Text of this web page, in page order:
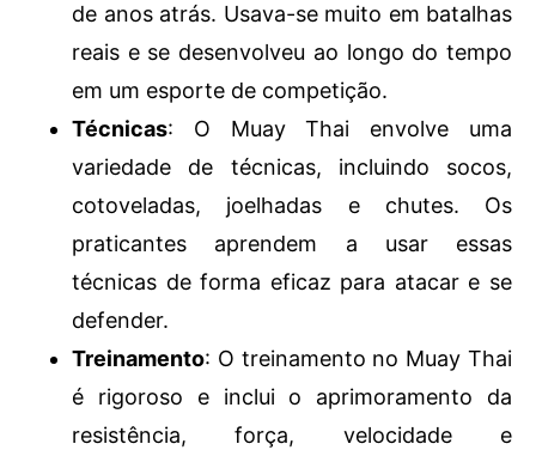
de anos atrás. Usava-se muito em batalhas
reais e se desenvolveu ao longo do tempo
em um esporte de competição.
Técnicas: O Muay Thai envolve uma
variedade de técnicas, incluindo socos,
cotoveladas, joelhadas e chutes. Os
praticantes aprendem a usar essas
técnicas de forma eficaz para atacar e se
defender.
Treinamento: O treinamento no Muay Thai
é rigoroso e inclui o aprimoramento da
resistência, força, velocidade e